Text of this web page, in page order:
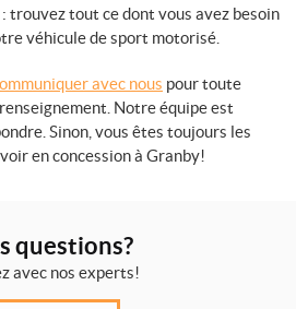
trouvez tout ce dont vous avez besoin
véhicule de sport motorisé.
avec nous pour toute
Notre équipe est
Sinon, vous êtes toujours les
en concession à Granby!
questions?
avec nos experts!